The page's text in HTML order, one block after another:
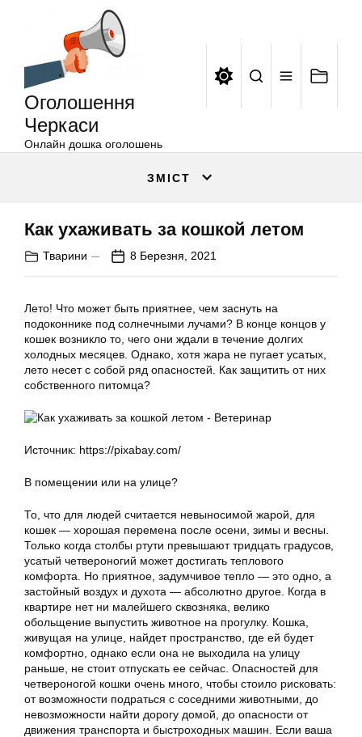
Оголошення
Черкаси
Онлайн дошка оголошень
ЗМІСТ
Как ухаживать за кошкой летом
Тварини 8 Березня, 2021
Лето! Что может быть приятнее, чем заснуть на
подоконнике под солнечными лучами? В конце концов у
кошек возникло то, чего они ждали в течение долгих
холодных месяцев. Однако, хотя жара не пугает усатых,
лето несет с собой ряд опасностей. Как защитить от них
собственного питомца?
Источник: https://pixabay.com/
В помещении или на улице?
То, что для людей считается невыносимой жарой, для
кошек — хорошая перемена после осени, зимы и весны.
Только когда столбы ртути превышают тридцать градусов,
усатый четвероногий может достигать теплового
комфорта. Но приятное, задумчивое тепло — это одно, а
застойный воздух и духота — абсолютно другое. Когда в
квартире нет ни малейшего сквозняка, велико
обольщение выпустить животное на прогулку. Кошка,
живущая на улице, найдет пространство, где ей будет
комфортно, однако если она не выходила на улицу
раньше, не стоит отпускать ее сейчас. Опасностей для
четвероногой кошки очень много, чтобы стоило рисковать:
от возможности подраться с соседними животными, до
невозможности найти дорогу домой, до опасности от
движения транспорта и быстроходных машин. Если ваша